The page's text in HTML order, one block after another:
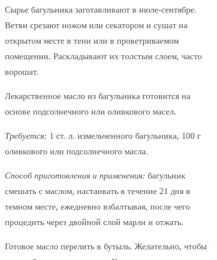
Сырье багульника заготавливают в июле-сентябре.
Ветви срезают ножом или секатором и сушат на
открытом месте в тени или в проветриваемом
помещении. Раскладывают их толстым слоем, часто
ворошат.
Лекарственное масло из багульника готовится на
основе подсолнечного или оливкового масел.
Требуется: 1 ст. л. измельченного багульника, 100 г
оливкового или подсолнечного масла.
Способ приготовления и применения: багульник
смешать с маслом, настаивать в течение 21 дня в
темном месте, ежедневно взбалтывая, после чего
процедить через двойной слой марли и отжать.
Готовое масло перелить в бутыль. Желательно, чтобы